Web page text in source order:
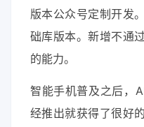
版本公众号定制开发
础库版本。新增不通
的能力。
智能手机普及之后，
经推出就获得了很好